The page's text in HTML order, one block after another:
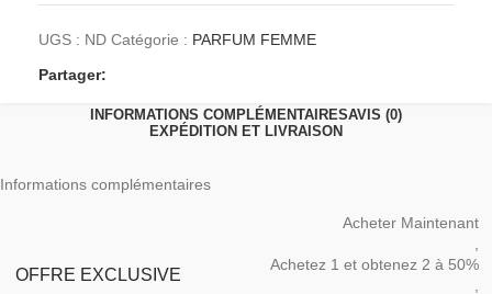
UGS : ND Catégorie : PARFUM FEMME
Partager:
INFORMATIONS COMPLÉMENTAIRESAVIS (0)
EXPÉDITION ET LIVRAISON
Informations complémentaires
OFFRE EXCLUSIVE
Acheter Maintenant
Achetez 1 et obtenez 2 à 50%